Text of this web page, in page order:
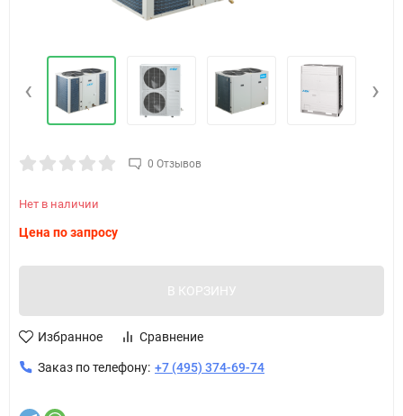
‹ ›
0 Отзывов
Нет в наличии
Цена по запросу
В КОРЗИНУ
Избранное Сравнение
Заказ по телефону: +7 (495) 374-69-74